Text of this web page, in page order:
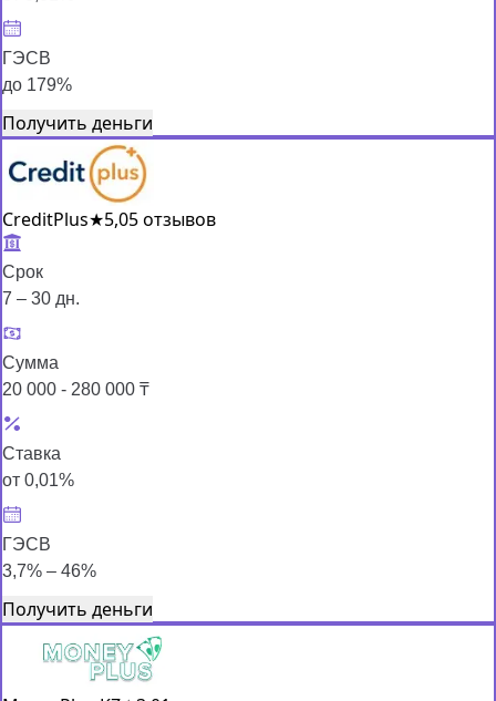
ГЭСВ
до 179%
Получить деньги
CreditPlus★5,05 отзывов
Срок
7 – 30 дн.
Сумма
20 000 - 280 000 ₸
Ставка
от 0,01%
ГЭСВ
3,7% – 46%
Получить деньги